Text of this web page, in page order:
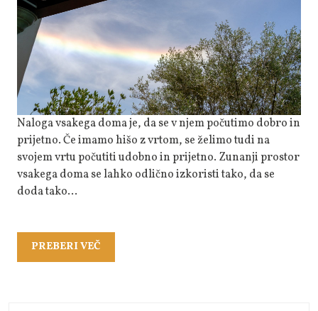
V
Udobju
Doma
Naloga vsakega doma je, da se v njem počutimo dobro in
prijetno. Če imamo hišo z vrtom, se želimo tudi na
svojem vrtu počutiti udobno in prijetno. Zunanji prostor
vsakega doma se lahko odlično izkoristi tako, da se
doda tako…
PREBERI VEČ
VEČ